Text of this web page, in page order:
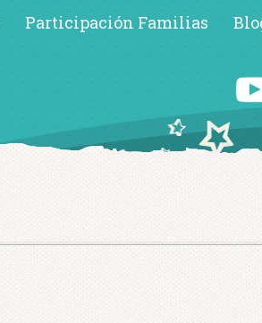
Participación Familias